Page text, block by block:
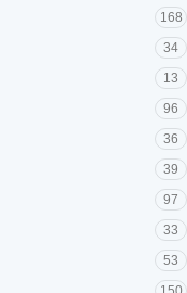
168
34
13
96
36
39
97
33
53